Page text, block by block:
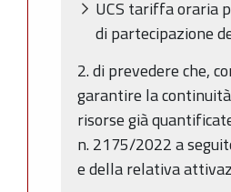
UCS tariffa oraria
di partecipazione
2. di prevedere che,
garantire la
risorse già
n. 2175/2022 a
e della relativa